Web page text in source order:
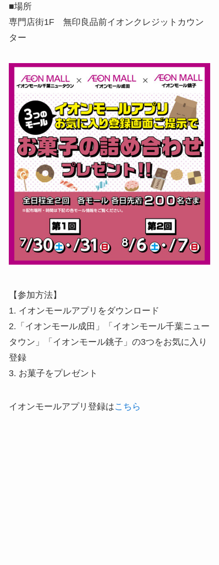
■場所
専門店街1F 無印良品前イオンクレジットカウン
ター
【参加方法】
1. イオンモールアプリをダウンロード
2.「イオンモール成田」「イオンモール千葉ニュー
タウン」「イオンモール銚子」の3つをお気に入り
登録
3. お菓子をプレゼント
イオンモールアプリ登録はこちら